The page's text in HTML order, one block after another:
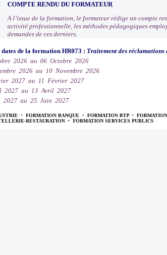
COMPTE RENDU DU FORMATEUR
A l’issue de la formation, le formateur rédige un compte
activité professionnelle, les méthodes pédagogiques
demandes de ces derniers.
de la formation HR073 : Traitement des réclamations
2026 au 06 Octobre 2026
2026 au 10 Novembre 2026
2027 au 11 Février 2027
2027 au 13 Avril 2027
2027 au 25 Juin 2027
• FORMATION BANQUE • FORMATION BTP •
RESTAURATION • FORMATION SERVICES PUBLICS